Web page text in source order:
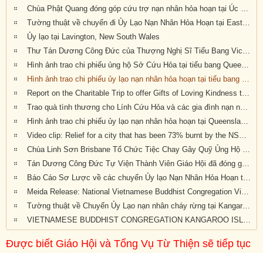
Chùa Phật Quang đóng góp cứu trợ nạn nhân hỏa hoạn tại Úc Châu
Tường thuật về chuyến đi Ủy Lạo Nạn Nhân Hỏa Hoạn tại East Gippsland, VIC và Lavington, NSW
Ủy lạo tại Lavington, New South Wales
Thư Tán Dương Công Đức của Thượng Nghị Sĩ Tiểu Bang Victoria Tiến Sĩ Kiều Tiến Dũng gởi đến Chư Tôn Đức & Tự Viện thành viên Giáo Hội trong công cuộc đóng góp ủy lạo nạn nhân hỏa hoạn tại Úc Châu (Appreciation letters from Dr Kieu Tien Dung, State Member for South-Eastern Metropolitan Region, Victoria, Australia)
Hình ảnh trao chi phiếu ủng hộ Sở Cứu Hỏa tại tiểu bang Queensland, Úc Châu
Hình ảnh trao chi phiếu ủy lạo nạn nhân hỏa hoạn tại tiểu bang New South Wales (đợt 2)
Report on the Charitable Trip to offer Gifts of Loving Kindness to Bushfire Survivors in Victoria, New South Wales and Queensland
Trao quà tình thương cho Lính Cứu Hỏa và các gia đình nạn nhân hỏa hoạn tại Wandandian, New South Wales ngày 12/2/2020
Hình ảnh trao chi phiếu ủy lạo nạn nhân hỏa hoạn tại Queensland đợt 2
Video clip: Relief for a city that has been 73% burnt by the NSW bushfires | Vietnamese Buddhists in Australia
Chùa Linh Sơn Brisbane Tổ Chức Tiệc Chay Gây Quỹ Ủng Hộ Nạn Nhân Hỏa Hoạn Úc Châu (tối Thứ Bảy 15/2/2020)
Tán Dương Công Đức Tự Viện Thành Viên Giáo Hội đã đóng góp tịnh tài giúp đỡ nạn nhân hỏa hoạn tại Úc Châu
Báo Cáo Sơ Lược về các chuyến Ủy lạo Nạn Nhân Hỏa Hoạn tại Úc Châu đầu năm 2020
Meida Release: National Vietnamese Buddhist Congregation Visit KI to give $55,500 to Local Auto Repair Project
Tường thuật về Chuyến Ủy Lạo nạn nhân cháy rừng tại Kangaroo Island, Nam Úc (ngày 24/2/2020)
VIETNAMESE BUDDHIST CONGREGATION KANGAROO ISLAND VISIT
Được biết Giáo Hội và Tổng Vụ Từ Thiện sẽ tiếp tục